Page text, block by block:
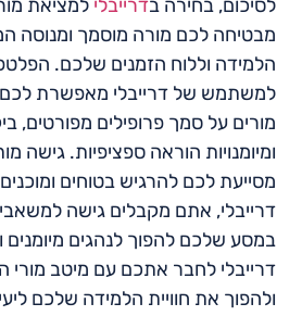
לסיכום, בחירה בדרייבלי למציאת
מבטיחה לכם מורה מוסמך ומנוסה
הלמידה וללוח הזמנים שלכם.
למשתמש של דרייבלי מאפשרת לכם
מורים על סמך פרופילים מפורטים,
ומיומנויות הוראה ספציפיות. גישה
מסייעת לכם להרגיש בטוחים
דרייבלי, אתם מקבלים גישה
במסע שלכם להפוך לנהגים מיומנים
דרייבלי לחבר אתכם עם מיטב מורי
ולהפוך את חוויית הלמידה שלכם